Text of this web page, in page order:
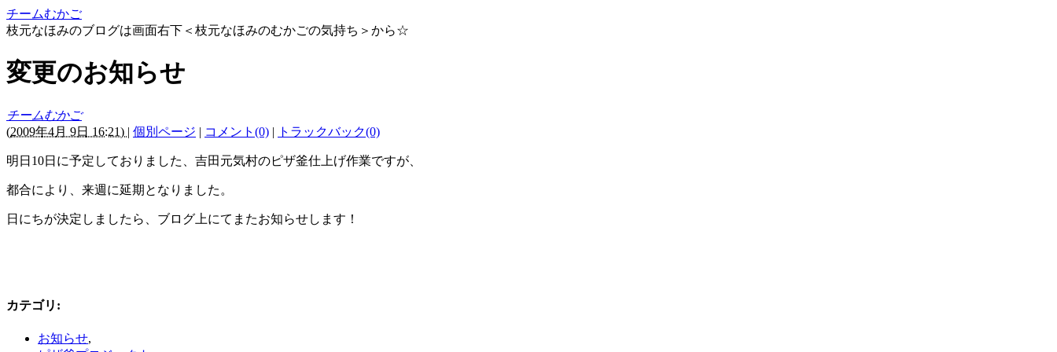
チームむかご
枝元なほみのブログは画面右下＜枝元なほみのむかごの気持ち＞から☆
変更のお知らせ
チームむかご
(2009年4月 9日 16:21) | 個別ページ | コメント(0) | トラックバック(0)
明日10日に予定しておりました、吉田元気村のピザ釜仕上げ作業ですが、
都合により、来週に延期となりました。
日にちが決定しましたら、ブログ上にてまたお知らせします！
カテゴリ :
お知らせ,